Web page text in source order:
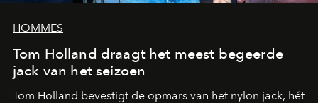
HOMMES
Tom Holland draagt het meest begeerde
jack van het seizoen
Tom Holland bevestigt de opmars van het nylon jack, hét